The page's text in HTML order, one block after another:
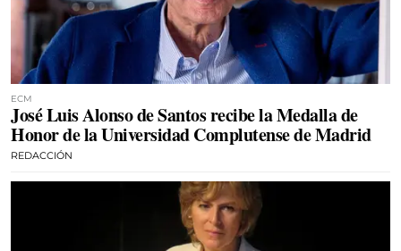
ECM
José Luis Alonso de Santos recibe la Medalla de
Honor de la Universidad Complutense de Madrid
REDACCIÓN